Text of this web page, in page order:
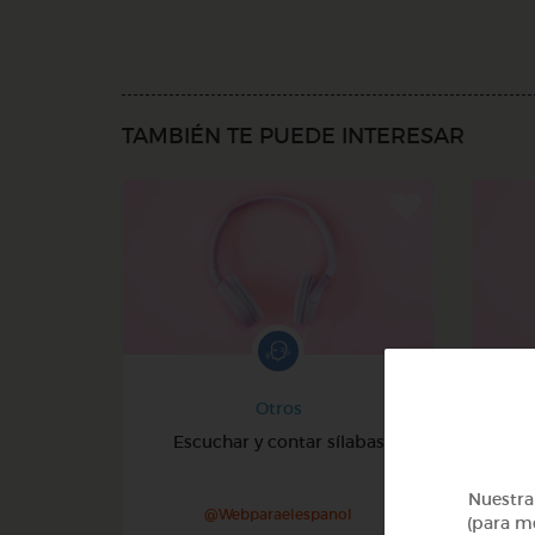
TAMBIÉN TE PUEDE INTERESAR
Otros
Escuchar y contar sílabas
@Webparaelespanol
(para